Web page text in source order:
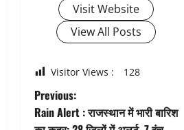
Visit Website
View All Posts
Visitor Views : 128
P
Previous:
Rain Alert : राजस्थान में भारी बारिश